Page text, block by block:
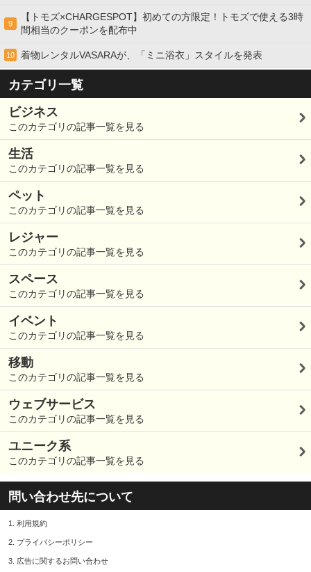
9
【トモズ×CHARGESPOT】初めての方限定！トモズで使える3時
間相当のクーポンを配布中
10 着物レンタルVASARAが、「ミニ浴衣」スタイルを発表
カテゴリ一覧
ビジネス
このカテゴリの記事一覧を見る
生活
このカテゴリの記事一覧を見る
ペット
このカテゴリの記事一覧を見る
レジャー
このカテゴリの記事一覧を見る
スペース
このカテゴリの記事一覧を見る
イベント
このカテゴリの記事一覧を見る
移動
このカテゴリの記事一覧を見る
ウェブサービス
このカテゴリの記事一覧を見る
ユニーク系
このカテゴリの記事一覧を見る
問い合わせ先について
1. 利用規約
2. プライバシーポリシー
3. 広告に関するお問い合わせ